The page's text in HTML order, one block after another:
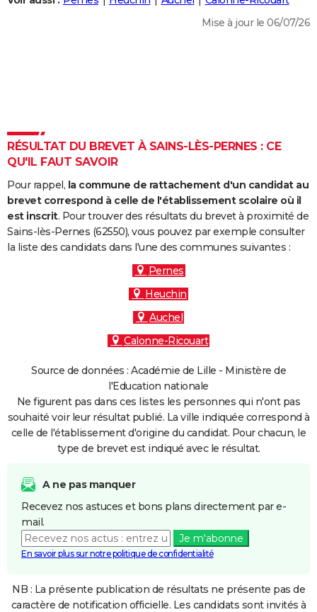
DICTIONNAIRE
Dictionnaire
Biographies
Citations
Expressions
Proverbes
PROGRAMME TV
COPAINS D'AVANT
S'inscrire
Se connecter
Lycées
Collèges
Primaires
Universités
Entreprises
Service militaire
Avis de recherche
AVIS DE DÉCÈS
FORUM
Mise à jour le 06/07/26
RÉSULTAT DU BREVET À SAINS-LÈS-PERNES : CE
QU'IL FAUT SAVOIR
Pour rappel, la commune de rattachement d'un candidat au
brevet correspond à celle de l'établissement scolaire où il
est inscrit. Pour trouver des résultats du brevet à proximité de
Sains-lès-Pernes (62550), vous pouvez par exemple consulter
la liste des candidats dans l'une des communes suivantes :
Pernes
Heuchin
Auchel
Calonne-Ricouart
Source de données : Académie de Lille - Ministère de
l'Education nationale
Ne figurent pas dans ces listes les personnes qui n'ont pas
souhaité voir leur résultat publié. La ville indiquée correspond à
celle de l'établissement d'origine du candidat. Pour chacun, le
type de brevet est indiqué avec le résultat.
A ne pas manquer
Recevez nos astuces et bons plans directement par e-
mail.
Je m'abonne
En savoir plus sur notre politique de confidentialité
NB : La présente publication de résultats ne présente pas de
caractère de notification officielle. Les candidats sont invités à